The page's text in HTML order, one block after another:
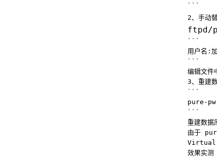
```
2、手动
ftpd/
```
用户名:
```
编辑文件
3、重建
```
pure-pw
```
重建数据
由于
Virtual-
效果实测